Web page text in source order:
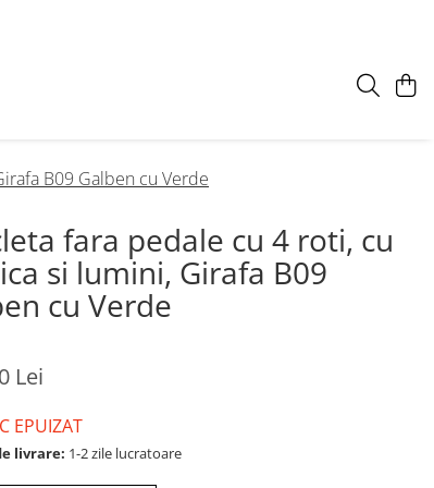
B09 Galben cu Verde
fara pedale cu 4 roti, cu
si lumini, Girafa B09
cu Verde
Lei
EPUIZAT
livrare: 1-2 zile lucratoare